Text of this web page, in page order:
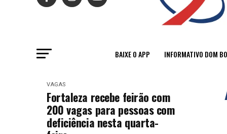
BAIXE O APP INFORMATIVO DOM
VAGAS
Fortaleza recebe feirão com
200 vagas para pessoas com
deficiência nesta quarta-